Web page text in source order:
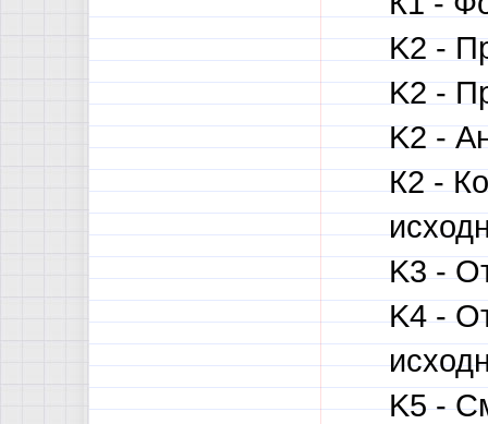
K2 -
K2 -
K2 -
К2 -
K3 -
K4 -
K5 -